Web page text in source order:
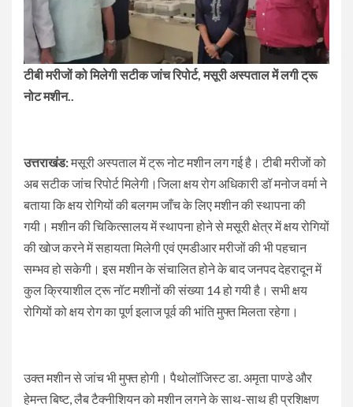
टीबी मरीजों को मिलेगी सटीक जांच रिपोर्ट, मसूरी अस्पताल में लगी ट्रू
नोट मशीन..
उत्तराखंड:मसूरी अस्पताल में ट्रू नोट मशीन लग गई है। टीबी मरीजों को
अब सटीक जांच रिपोर्ट मिलेगी।जिला क्षय रोग अधिकारी डॉ मनोज वर्मा ने
बताया कि क्षय रोगियों की बलगम जाँच के लिए मशीन की स्थापना की
गयी। मशीन की चिकित्सालय में स्थापना होने से मसूरी क्षेत्र में क्षय रोगियों
की खोज करने में सहायता मिलेगी एवं एमडीआर मरीजों की भी पहचान
सम्भव हो सकेगी। इस मशीन के संचालित होने के बाद जनपद देहरादून में
कुल क्रियाशील ट्रू नॉट मशीनों की संख्या 14 हो गयी है। सभी क्षय
रोगियों को क्षय रोग का पूर्ण इलाज पूर्व की भांति मुफ्त मिलता रहेगा।
उक्त मशीन से जांच भी मुफ्त होगी। पैथोलॉजिस्ट डा. अमृता पाण्डे और
हेमन्त बिष्ट, लैब टैक्नीशियन को मशीन लगने के साथ-साथ ही प्रशिक्षण